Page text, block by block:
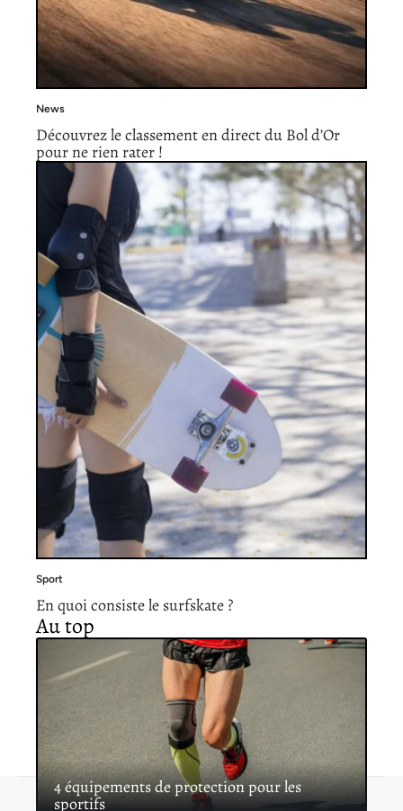
News
Découvrez le classement en direct du Bol d’Or
pour ne rien rater !
Sport
En quoi consiste le surfskate ?
Au top
4 équipements de protection pour les
sportifsContact Mentions légales Sitemap